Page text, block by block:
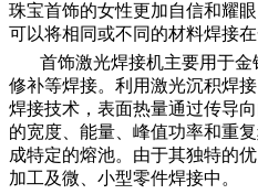
珠宝首饰的女性更加自信和耀
可以将相同或不同的材料焊接在
首饰激光焊接机主要用于
修补等焊接。利用激光沉积焊
焊接技术，表面热量通过传导
的宽度、能量、峰值功率和重
成特定的熔池。由于其独特的
加工及微、小型零件焊接中。